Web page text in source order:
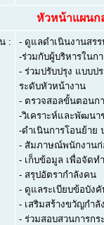
หัวหน้าแผนก
:
- ดูแลดำเนินงานสร
-ร่วมกับผู้บริหารในก
- ร่วมปรับปรุง แบบป
ระดับหัวหน้างาน
- ตรวจสอลขั้นตอนก
-วิเคราะห์และพัฒน
-ดำเนินการโอนย้าย
- สัมภาษณ์พนักงานก่
- เก็บข้อมูล เพื่อจัดท
- สรุปอัตรากำลังคน
- ดูแลระเบียบข้อบัง
- เสริมสร้างขวัญกำ
- ร่วมสอบสวนการก